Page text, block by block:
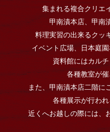
集まれる複合クリエ
甲南漬本店、甲南
料理実習の出来るクッ
イベント広場、日本庭
資料館にはカルチ
各種教室が催
また、甲南漬本店二階に
各種展示が行われ
近くへお越しの際には、